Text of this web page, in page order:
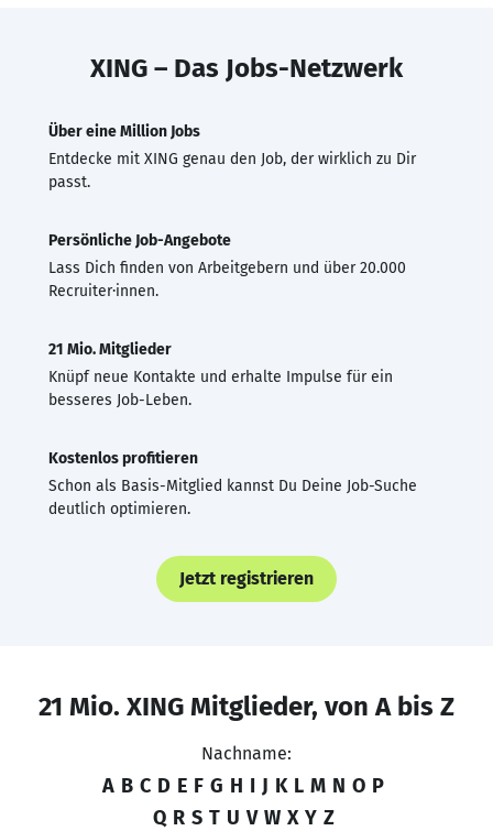
XING – Das Jobs-Netzwerk
Über eine Million Jobs
Entdecke mit XING genau den Job, der wirklich zu Dir
passt.
Persönliche Job-Angebote
Lass Dich finden von Arbeitgebern und über 20.000
Recruiter·innen.
21 Mio. Mitglieder
Knüpf neue Kontakte und erhalte Impulse für ein
besseres Job-Leben.
Kostenlos profitieren
Schon als Basis-Mitglied kannst Du Deine Job-Suche
deutlich optimieren.
Jetzt registrieren
21 Mio. XING Mitglieder, von A bis Z
Nachname:
A B C D E F G H I J K L M N O P
Q R S T U V W X Y Z